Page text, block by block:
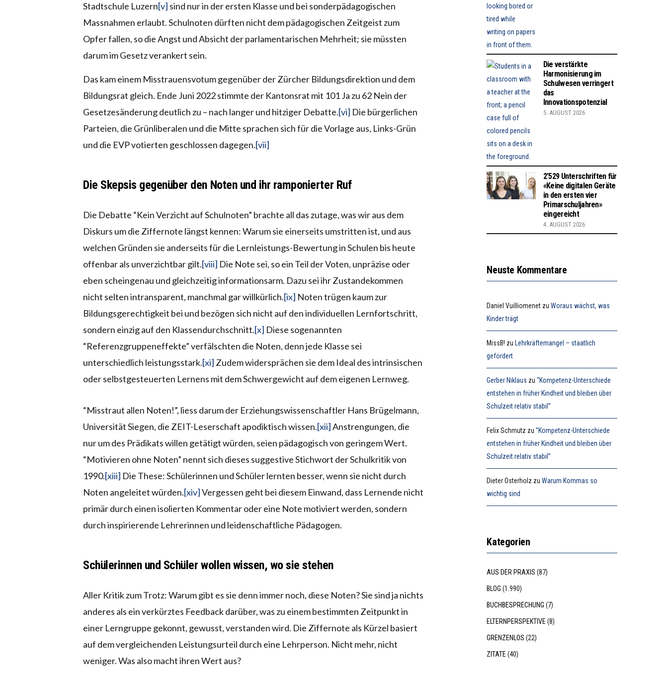
Stadtschule Luzern[v] sind nur in der ersten Klasse und bei sonderpädagogischen
Massnahmen erlaubt. Schulnoten dürften nicht dem pädagogischen Zeitgeist zum
Opfer fallen, so die Angst und Absicht der parlamentarischen Mehrheit; sie müssten
darum im Gesetz verankert sein.
Das kam einem Misstrauensvotum gegenüber der Zürcher Bildungsdirektion und dem
Bildungsrat gleich. Ende Juni 2022 stimmte der Kantonsrat mit 101 Ja zu 62 Nein der
Gesetzesänderung deutlich zu – nach langer und hitziger Debatte.[vi] Die bürgerlichen
Parteien, die Grünliberalen und die Mitte sprachen sich für die Vorlage aus, Links-Grün
und die EVP votierten geschlossen dagegen.[vii]
Die Skepsis gegenüber den Noten und ihr ramponierter Ruf
Die Debatte “Kein Verzicht auf Schulnoten” brachte all das zutage, was wir aus dem
Diskurs um die Ziffernote längst kennen: Warum sie einerseits umstritten ist, und aus
welchen Gründen sie anderseits für die Lernleistungs-Bewertung in Schulen bis heute
offenbar als unverzichtbar gilt.[viii] Die Note sei, so ein Teil der Voten, unpräzise oder
eben scheingenau und gleichzeitig informationsarm. Dazu sei ihr Zustandekommen
nicht selten intransparent, manchmal gar willkürlich.[ix] Noten trügen kaum zur
Bildungsgerechtigkeit bei und bezögen sich nicht auf den individuellen Lernfortschritt,
sondern einzig auf den Klassendurchschnitt.[x] Diese sogenannten
“Referenzgruppeneffekte” verfälschten die Noten, denn jede Klasse sei
unterschiedlich leistungsstark.[xi] Zudem widersprächen sie dem Ideal des intrinsischen
oder selbstgesteuerten Lernens mit dem Schwergewicht auf dem eigenen Lernweg.
“Misstraut allen Noten!”, liess darum der Erziehungswissenschaftler Hans Brügelmann,
Universität Siegen, die ZEIT-Leserschaft apodiktisch wissen.[xii]Anstrengungen, die
nur um des Prädikats willen getätigt würden, seien pädagogisch von geringem Wert.
“Motivieren ohne Noten” nennt sich dieses suggestive Stichwort der Schulkritik von
1990.[xiii] Die These: Schülerinnen und Schüler lernten besser, wenn sie nicht durch
Noten angeleitet würden.[xiv]Vergessen geht bei diesem Einwand, dass Lernende nicht
primär durch einen isolierten Kommentar oder eine Note motiviert werden, sondern
durch inspirierende Lehrerinnen und leidenschaftliche Pädagogen.
Schülerinnen und Schüler wollen wissen, wo sie stehen
Aller Kritik zum Trotz: Warum gibt es sie denn immer noch, diese Noten? Sie sind ja nichts
anderes als ein verkürztes Feedback darüber, was zu einem bestimmten Zeitpunkt in
einer Lerngruppe gekonnt, gewusst, verstanden wird. Die Ziffernote als Kürzel basiert
auf dem vergleichenden Leistungsurteil durch eine Lehrperson. Nicht mehr, nicht
weniger. Was also macht ihren Wert aus?
Die verstärkte
Harmonisierung im
Schulwesen verringert
das
Innovationspotenzial
5. AUGUST 2026
2’529 Unterschriften für
«Keine digitalen Geräte
in den ersten vier
Primarschuljahren»
eingereicht
4. AUGUST 2026
Neuste Kommentare
Daniel Vuilliomenet zuWoraus wächst, was
Kinder trägt
MissB! zu Lehrkräftemangel – staatlich
gefördert
Gerber Niklaus zu“Kompetenz-Unterschiede
entstehen in früher Kindheit und bleiben über
Schulzeit relativ stabil”
Felix Schmutz zu“Kompetenz-Unterschiede
entstehen in früher Kindheit und bleiben über
Schulzeit relativ stabil”
Dieter Osterholz zuWarum Kommas so
wichtig sind
Kategorien
AUS DER PRAXIS (87)
BLOG (1.990)
BUCHBESPRECHUNG (7)
ELTERNPERSPEKTIVE(8)
GRENZENLOS (22)
ZITATE(40)